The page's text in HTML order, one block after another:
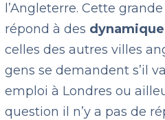
l’Angleterre. Cette
répond à des
celles des autres villes
gens se demandent s’il
emploi à Londres ou
question il n’y a pas de